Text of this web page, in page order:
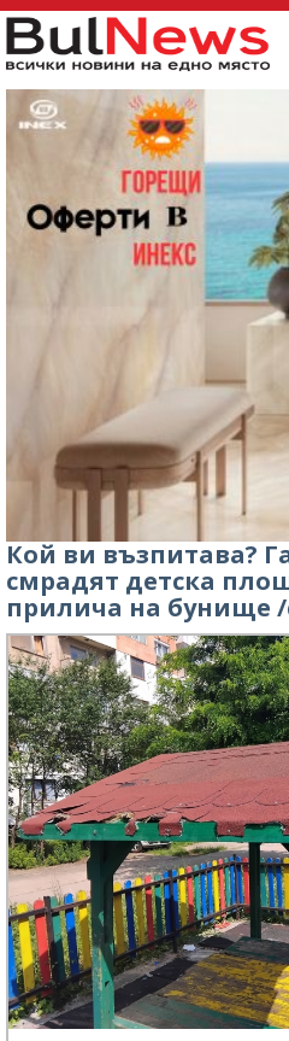
Кой ви възпитава?
смрадят детска
прилича на бунище